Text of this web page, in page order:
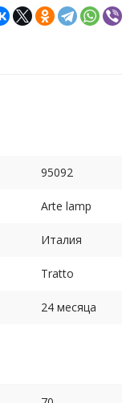
95092
Arte lamp
Италия
Tratto
24 месяца